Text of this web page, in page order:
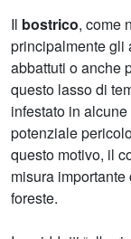
Il bostrico, come
principalmente gli
abbattuti o anche
questo lasso di
infestato in
potenziale
questo motivo, il
misura
foreste.